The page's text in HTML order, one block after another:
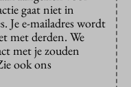
gaat niet in
Je e-mailadres wordt
met derden. We
met je zouden
ook ons